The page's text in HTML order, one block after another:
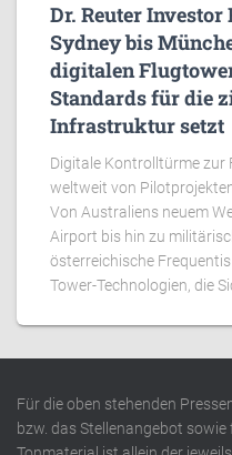
Dr. Reuter
Sydney bis
digitalen
Standards für die
Infrastruktur setzt
Digitale Kontrolltürme zur
weltweit von
Von Australiens neuem
Airport bis hin zu
österreichische
Tower-Technologien, die
Für die oben stehenden
bzw. das Stellenangebot